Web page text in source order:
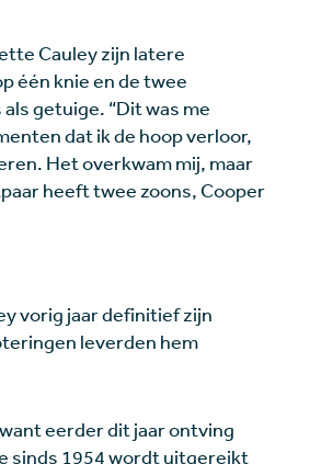
Cauley zijn latere
één knie en de twee
getuige. “Dit was me
dat ik de hoop verloor,
Het overkwam mij, maar
heeft twee zoons, Cooper
vorig jaar definitief zijn
leverden hem
eerder dit jaar ontving
sinds 1954 wordt uitgereikt